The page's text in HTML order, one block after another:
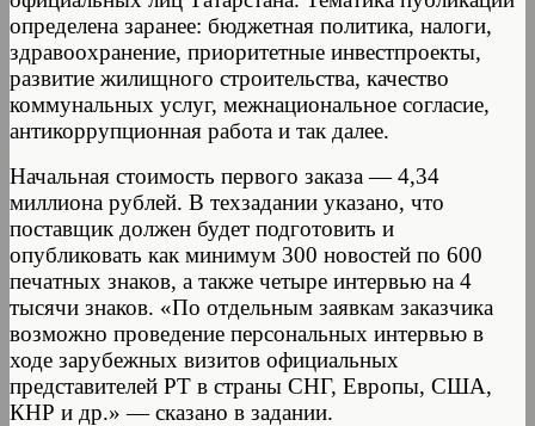
определена заранее: бюджетная политика, налоги,
здравоохранение, приоритетные инвестпроекты,
развитие жилищного строительства, качество
коммунальных услуг, межнациональное согласие,
антикоррупционная работа и так далее.
Начальная стоимость первого заказа — 4,34
миллиона рублей. В техзадании указано, что
поставщик должен будет подготовить и
опубликовать как минимум 300 новостей по 600
печатных знаков, а также четыре интервью на 4
тысячи знаков. «По отдельным заявкам заказчика
возможно проведение персональных интервью в
ходе зарубежных визитов официальных
представителей РТ в страны СНГ, Европы, США,
КНР и др.» — сказано в задании.